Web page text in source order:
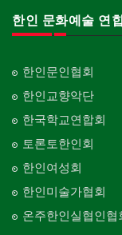
한인 문화예술 연
한인문인협회
한인교향악단
한국학교연합회
토론토한인회
한인여성회
한인미술가협회
온주한인실협인협